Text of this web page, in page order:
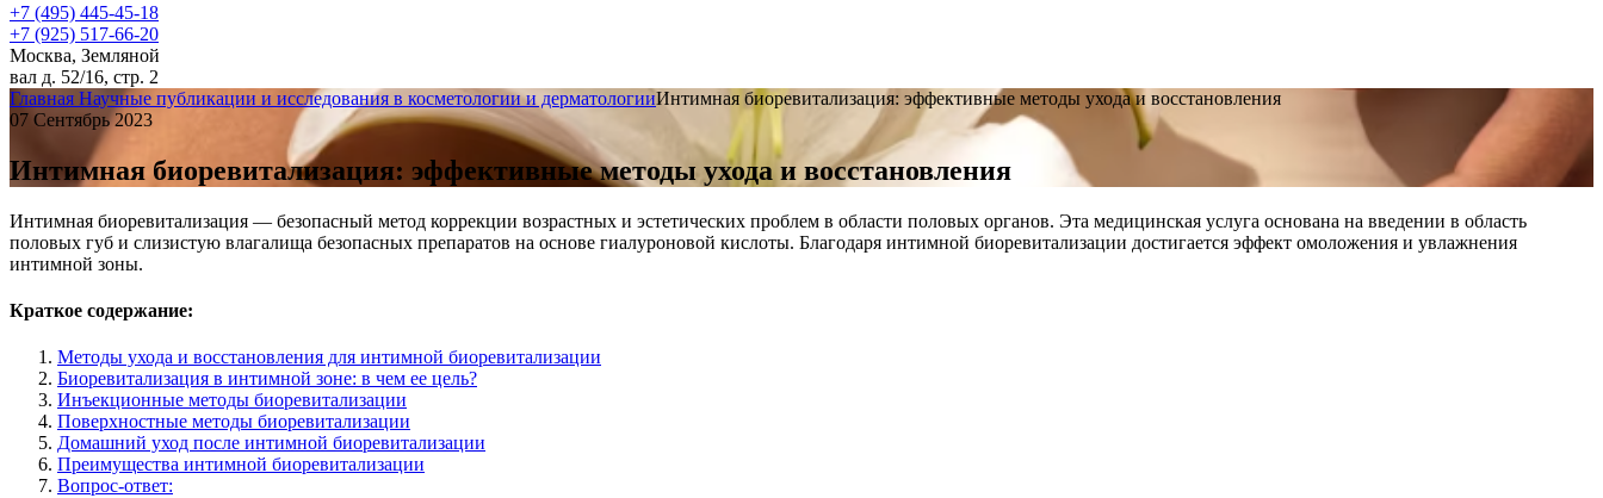
+7 (495) 445-45-18
+7 (925) 517-66-20
Москва, Земляной
вал д. 52/16, стр. 2
Главная Научные публикации и исследования в косметологии и дерматологииИнтимная биоревитализация: эффективные методы ухода и восстановления
07 Сентябрь 2023
Интимная биоревитализация: эффективные методы ухода и восстановления
Интимная биоревитализация — безопасный метод коррекции возрастных и эстетических проблем в области половых органов. Эта медицинская услуга основана на введении в область
половых губ и слизистую влагалища безопасных препаратов на основе гиалуроновой кислоты. Благодаря интимной биоревитализации достигается эффект омоложения и увлажнения
интимной зоны.
Краткое содержание:
Методы ухода и восстановления для интимной биоревитализации
Биоревитализация в интимной зоне: в чем ее цель?
Инъекционные методы биоревитализации
Поверхностные методы биоревитализации
Домашний уход после интимной биоревитализации
Преимущества интимной биоревитализации
Вопрос-ответ: